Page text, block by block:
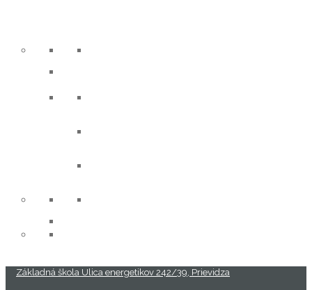
Základná škola Ulica energetikov 242/39, Prievidza